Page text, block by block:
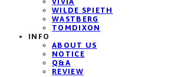
WILDE SPIETH
WASTBERG
TOMDIXON
INFO
ABOUT US
NOTICE
Q&A
REVIEW